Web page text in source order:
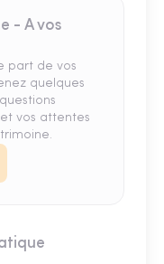
- A vos
part de vos
quelques
vos attentes